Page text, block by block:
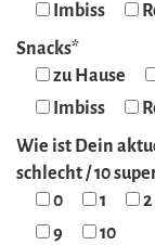
Imbiss
Snacks*
zu Hause
Imbiss
Wie ist Dein
schlecht / 10
0
1 2
9
10